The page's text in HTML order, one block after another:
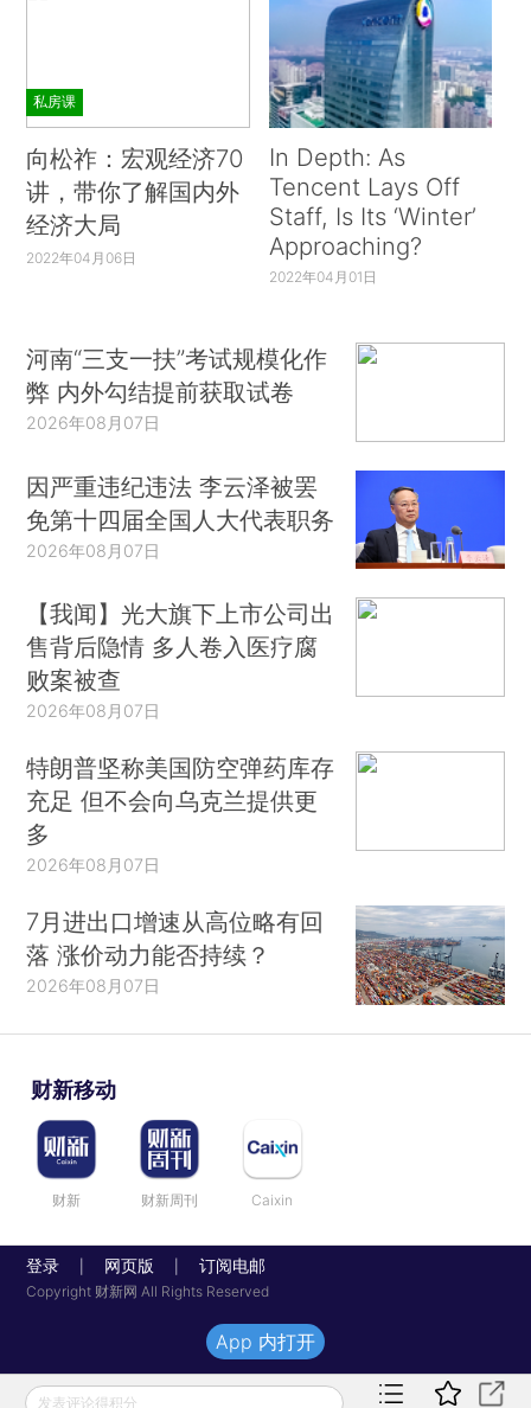
私房课
向松祚：宏观经济70
讲，带你了解国内外
经济大局
2022年04月06日
In Depth: As
Tencent Lays Off
Staff, Is Its ‘Winter’
Approaching?
2022年04月01日
河南“三支一扶”考试规模化作
弊 内外勾结提前获取试卷
2026年08月07日
因严重违纪违法 李云泽被罢
免第十四届全国人大代表职务
2026年08月07日
【我闻】光大旗下上市公司出
售背后隐情 多人卷入医疗腐
败案被查
2026年08月07日
特朗普坚称美国防空弹药库存
充足 但不会向乌克兰提供更
多
2026年08月07日
7月进出口增速从高位略有回
落 涨价动力能否持续？
2026年08月07日
财新移动
财新 财新周刊 Caixin
登录 网页版 订阅电邮
Copyright 财新网 All Rights Reserved
发表评论得积分
App 内打开